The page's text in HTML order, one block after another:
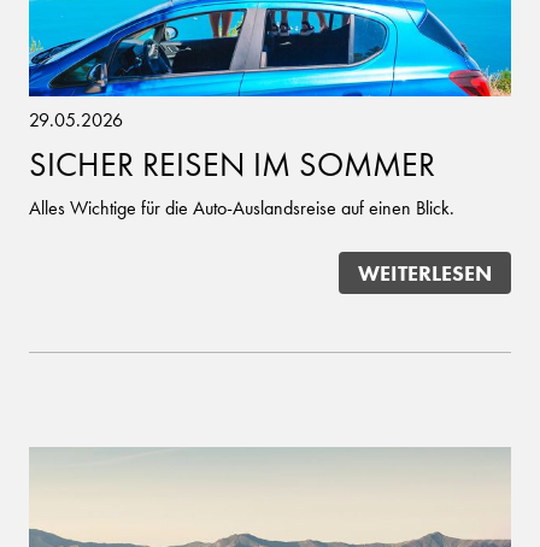
29.05.2026
SICHER REISEN IM SOMMER
Alles Wichtige für die Auto-Auslandsreise auf einen Blick.
WEITERLESEN